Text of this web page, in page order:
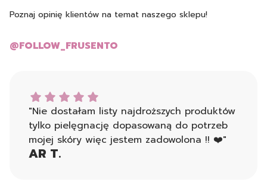
Poznaj opinię klientów na temat naszego sklepu!
@FOLLOW_FRUSENTO
AR T. dał ocenę: 5
"Nie dostałam listy najdroższych produktów
tylko pielęgnację dopasowaną do potrzeb
mojej skóry więc jestem zadowolona !! ❤️"
AR T.